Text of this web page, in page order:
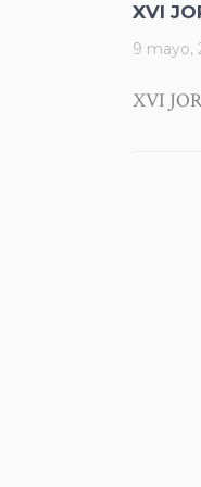
XVI
9 mayo,
XVI